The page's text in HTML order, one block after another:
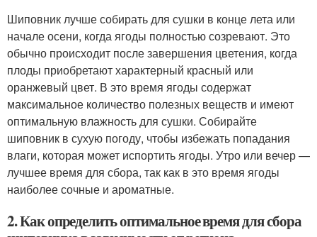
Шиповник лучше собирать для сушки в конце лета или
начале осени, когда ягоды полностью созревают. Это
обычно происходит после завершения цветения, когда
плоды приобретают характерный красный или
оранжевый цвет. В это время ягоды содержат
максимальное количество полезных веществ и имеют
оптимальную влажность для сушки. Собирайте
шиповник в сухую погоду, чтобы избежать попадания
влаги, которая может испортить ягоды. Утро или вечер —
лучшее время для сбора, так как в это время ягоды
наиболее сочные и ароматные.
2. Как определить оптимальное время для сбора